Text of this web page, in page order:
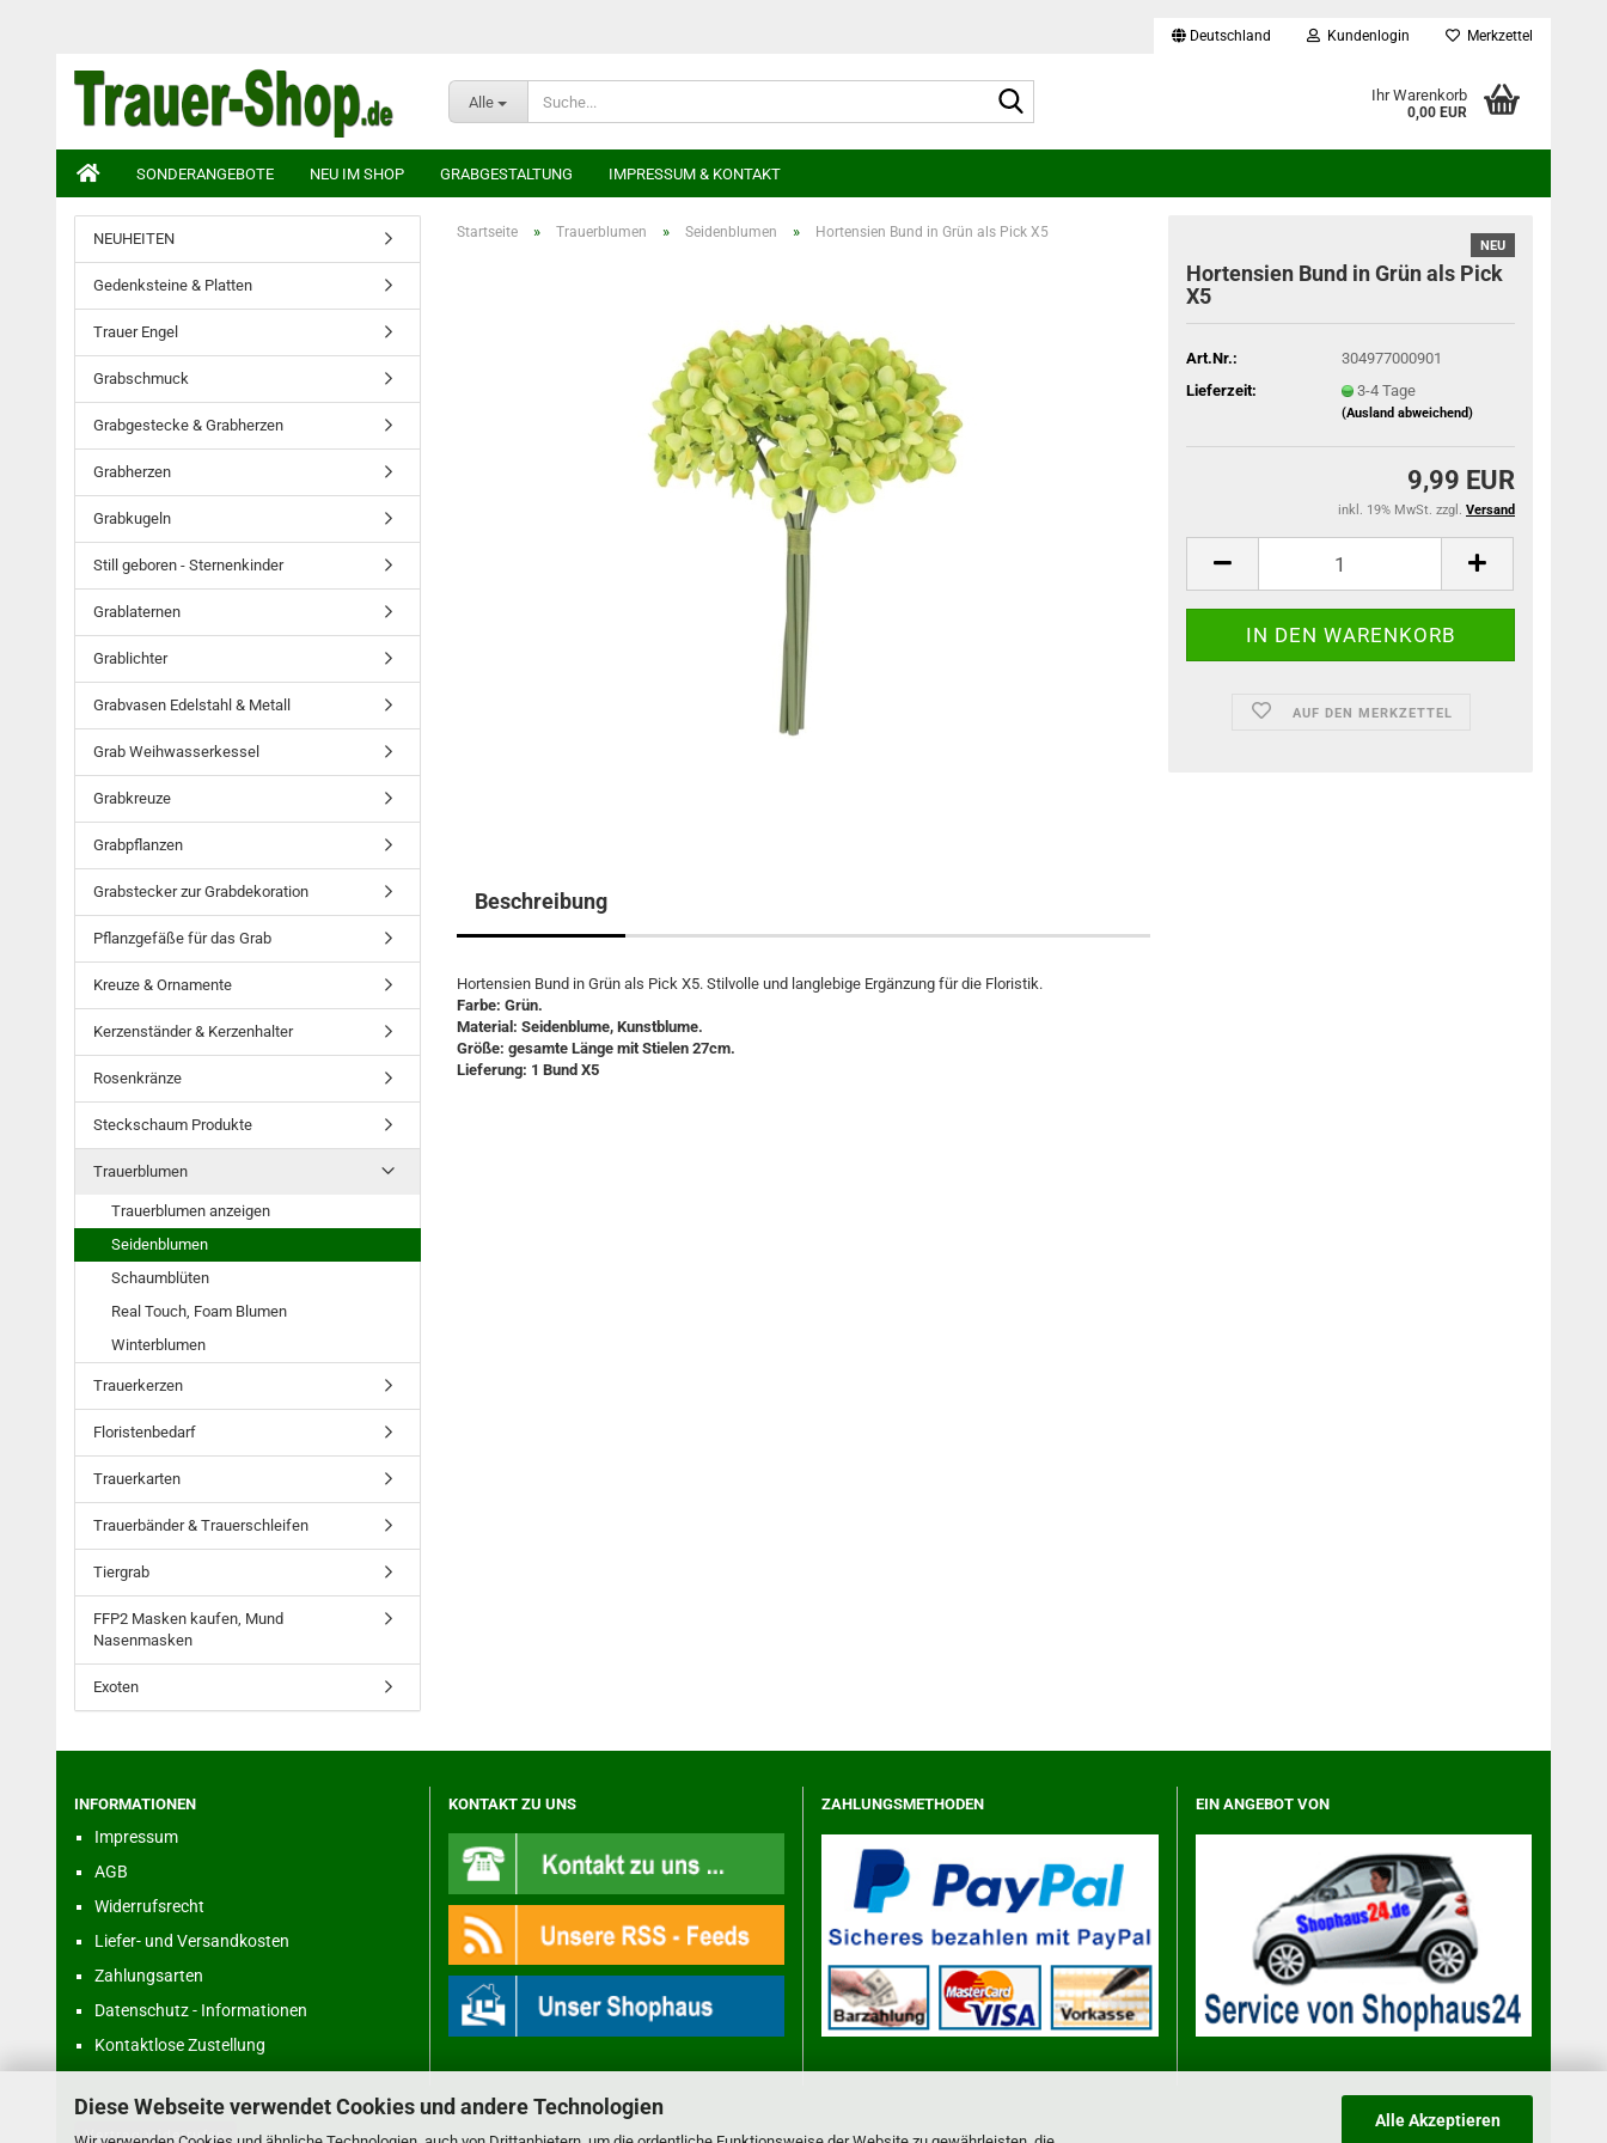
Diese Webseite verwendet Cookies und andere Technologien
Alle Akzeptieren
Deutschland Kundenlogin Merkzettel
Alle Ihr Warenkorb
0,00 EUR
SONDERANGEBOTE NEU IM SHOP GRABGESTALTUNG IMPRESSUM & KONTAKT
Startseite » Trauerblumen » Seidenblumen » Hortensien Bund in Grün als Pick X5
NEU
Hortensien Bund in Grün als Pick
X5
Art.Nr.:
304977000901
Lieferzeit:
3-4 Tage
(Ausland abweichend)
9,99 EUR
inkl. 19% MwSt. zzgl. Versand
AUF DEN MERKZETTEL
Beschreibung
Hortensien Bund in Grün als Pick X5. Stilvolle und langlebige Ergänzung für die Floristik.
Farbe: Grün.
Material: Seidenblume, Kunstblume.
Größe: gesamte Länge mit Stielen 27cm.
Lieferung: 1 Bund X5
NEUHEITEN
Gedenksteine & Platten
Trauer Engel
Grabschmuck
Grabgestecke & Grabherzen
Grabherzen
Grabkugeln
Still geboren - Sternenkinder
Grablaternen
Grablichter
Grabvasen Edelstahl & Metall
Grab Weihwasserkessel
Grabkreuze
Grabpflanzen
Grabstecker zur Grabdekoration
Pflanzgefäße für das Grab
Kreuze & Ornamente
Kerzenständer & Kerzenhalter
Rosenkränze
Steckschaum Produkte
Trauerblumen
Trauerblumen anzeigen
Seidenblumen
Schaumblüten
Real Touch, Foam Blumen
Winterblumen
Trauerkerzen
Floristenbedarf
Trauerkarten
Trauerbänder & Trauerschleifen
Tiergrab
FFP2 Masken kaufen, Mund
Nasenmasken
Exoten
INFORMATIONEN
Impressum
AGB
Widerrufsrecht
Liefer- und Versandkosten
Zahlungsarten
Datenschutz - Informationen
Kontaktlose Zustellung
KONTAKT ZU UNS ZAHLUNGSMETHODEN EIN ANGEBOT VON
Vertrag widerrufen